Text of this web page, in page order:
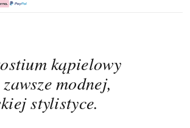
kąpielowy
modnej,
stylistyce.